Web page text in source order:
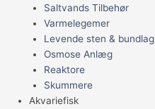
Saltvands Tilbehør
Varmelegemer
Levende sten & bundlag
Osmose Anlæg
Reaktore
Skummere
Akvariefisk